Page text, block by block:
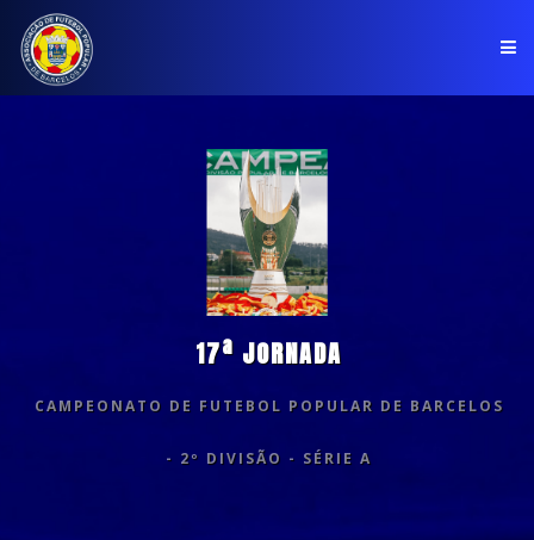
CLUBES
17ª JORNADA
CAMPEONATO DE FUTEBOL POPULAR DE BARCELOS
- 2º DIVISÃO - SÉRIE A